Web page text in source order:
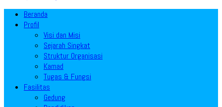
Beranda
Profil
Visi dan Misi
Sejarah Singkat
Struktur Organisasi
Kamad
Tugas & Fungsi
Fasilitas
Gedung